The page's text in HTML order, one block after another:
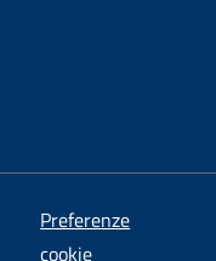
Preferenze
cookie